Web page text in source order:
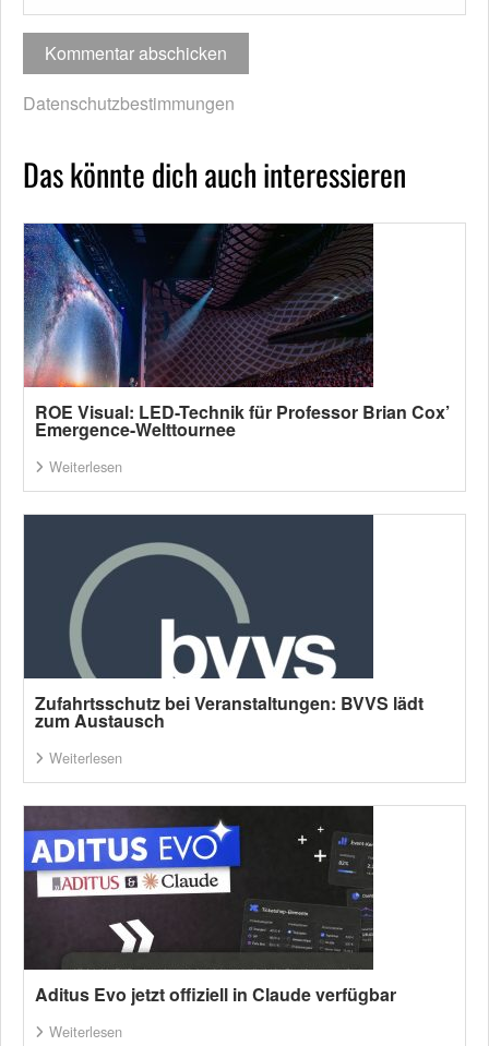
Datenschutzbestimmungen
Das könnte dich auch interessieren
ROE Visual: LED-Technik für Professor Brian Cox’
Emergence-Welttournee
Weiterlesen
Zufahrtsschutz bei Veranstaltungen: BVVS lädt
zum Austausch
Weiterlesen
Aditus Evo jetzt offiziell in Claude verfügbar
Weiterlesen